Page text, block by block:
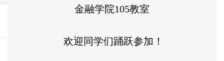
金融学院105教室
欢迎同学们踊跃参加！